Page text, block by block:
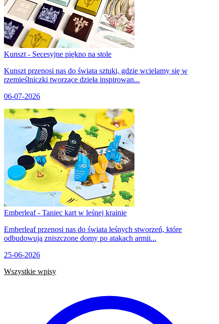
Kunszt - Secesyjne piękno na stole
Kunszt przenosi nas do świata sztuki, gdzie wcielamy się w
rzemieślniczki tworzące dzieła inspirowan...
06-07-2026
Emberleaf - Taniec kart w leśnej krainie
Emberleaf przenosi nas do świata leśnych stworzeń, które
odbudowują zniszczone domy po atakach armii...
25-06-2026
Wszystkie wpisy